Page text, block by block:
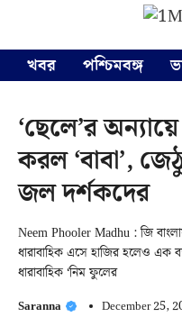
content
খবর
পশ্চিমবঙ্গ
‘ছেলে’র
করল ‘বাবা’,
জল দর্শকদের
Neem Phooler Madhu : জি
ধারাবাহিক এসে হাজির হলেও এক
ধারাবাহিক ‘নিম ফুলের
Saranna December 25,